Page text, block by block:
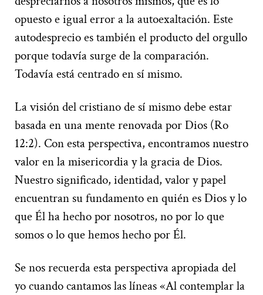
opuesto e igual error a la autoexaltación. Este
autodesprecio es también el producto del orgullo
porque todavía surge de la comparación.
Todavía está centrado en sí mismo.
La visión del cristiano de sí mismo debe estar
basada en una mente renovada por Dios (Ro
12:2). Con esta perspectiva, encontramos nuestro
valor en la misericordia y la gracia de Dios.
Nuestro significado, identidad, valor y papel
encuentran su fundamento en quién es Dios y lo
que Él ha hecho por nosotros, no por lo que
somos o lo que hemos hecho por Él.
Se nos recuerda esta perspectiva apropiada del
yo cuando cantamos las líneas «Al contemplar la